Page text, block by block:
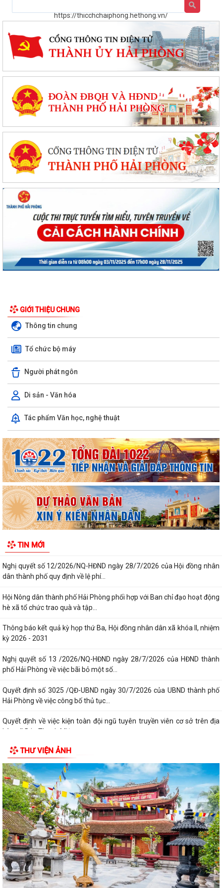
https://thicchchaiphong.hethong.vn/
GIỚI THIỆU CHUNG
Thông tin chung
Tổ chức bộ máy
Người phát ngôn
Di sản - Văn hóa
Tác phẩm Văn học, nghệ thuật
TIN MỚI
nghiệp và Môi trường Quy định về xử...
Quyết định số 3091/QĐ-UBND ngày 05/8/2026 của Chủ tịch UBND
thành phố về việc công bố thủ tục hành...
Quyết định số 3039/QĐ-UBND ngày 31/7/2026 của Chủ tịch UBND
thành phố về việc công bố danh mục thủ...
Công văn triển khai thực hiện Nghị định số 281/2026/NĐ-CP ngày
13/7/2026 của Chính phủ và Văn bản...
mạng thông tin di động công...
Nghị quyết số 12/2026/NQ-HĐND ngày 28/7/2026 của Hội đồng nhân
dân thành phố quy định về lệ phí...
Hội Nông dân thành phố Hải Phòng phối hợp với Ban chỉ đạo hoạt động
hè xã tổ chức trao quà và tập...
Thông báo kết quả kỳ họp thứ Ba, Hội đồng nhân dân xã khóa II, nhiệm
kỳ 2026 - 2031
Nghị quyết số 13 /2026/NQ-HĐND ngày 28/7/2026 của HĐND thành
phố Hải Phòng về việc bãi bỏ một số...
Quyết định số 3025 /QĐ-UBND ngày 30/7/2026 của UBND thành phố
Hải Phòng về việc công bố thủ tục...
Quyết định về việc kiện toàn đội ngũ tuyên truyền viên cơ sở trên địa
bàn xã Bắc Thanh Miện
Kế hoạch triển khai thực hiện Quyết định số 61/2026/QĐ-UBND ngày
22/07/2026 của UBND thành phố Hải...
Quyết định số 2944/QĐ-UBND ngày 27/07/2026 của Ủy ban nhân dân
Thành phố về việc công bố thủ tục...
Thông báo về việc công bố thủ tục hành chính nội bộ mới ban hành
thuộc phạm vi chức năng quản lý...
Không thu lệ phí đăng ký kinh doanh đối với hộ kinh doanh, hợp tác xã,
Liên hiệp Hợp tác xã
Bộ Chính trị quyết định đổi tên Ban Tuyên giáo và Dân vận Trung ương
THƯ VIỆN ẢNH